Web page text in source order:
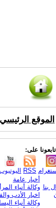
الموقع
تابعونا على:
RSS
بنا
أخبار عامة
وكالة أنباء
اخبار الأدب
وكالة أنباء